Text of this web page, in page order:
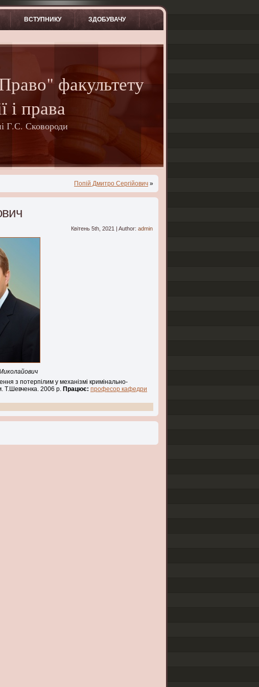
ВСТУПНИКУ ЗДОБУВАЧУ
факультету
і права
Г.С. Сковороди
Попій Дмитро Сергійович »
Квітень 5th, 2021 | Author: admin
з потерпілим у механізмі кримінально-
Т.Шевченка. 2006 р. Працює: професор кафедри